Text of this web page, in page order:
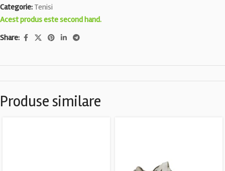
Categorie: Tenisi
Acest produs este second hand.
Share:
Produse similare